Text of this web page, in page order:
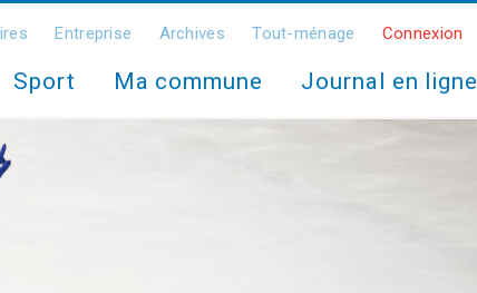
Entreprise Archives Tout-ménage Connexion
Sport Ma commune Journal en ligne